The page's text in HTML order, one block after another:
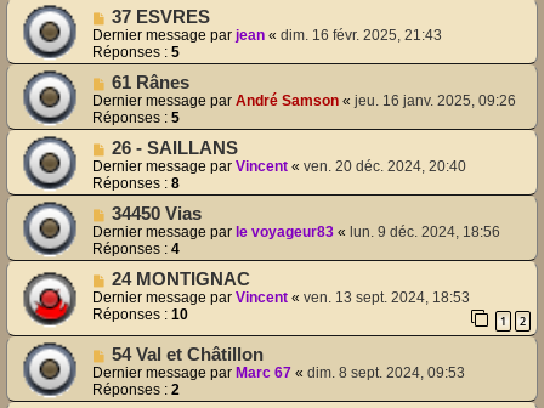
37 ESVRES
Dernier message par jean « dim. 16 févr. 2025, 21:43
Réponses : 5
61 Rânes
Dernier message par André Samson « jeu. 16 janv. 2025, 09:26
Réponses : 5
26 - SAILLANS
Dernier message par Vincent « ven. 20 déc. 2024, 20:40
Réponses : 8
34450 Vias
Dernier message par le voyageur83 « lun. 9 déc. 2024, 18:56
Réponses : 4
24 MONTIGNAC
Dernier message par Vincent « ven. 13 sept. 2024, 18:53
Réponses : 10 1 2
54 Val et Châtillon
Dernier message par Marc 67 « dim. 8 sept. 2024, 09:53
Réponses : 2